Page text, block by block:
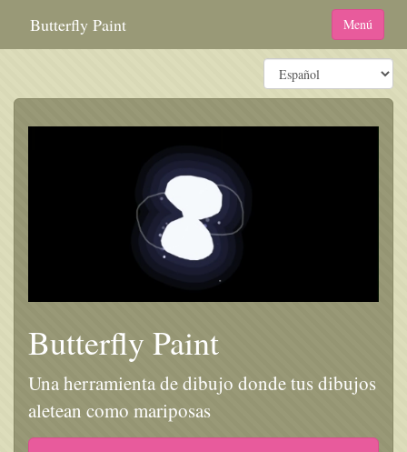
Menú
Butterfly Paint
Language
Butterfly Paint
Una herramienta de dibujo donde tus dibujos
aletean como mariposas